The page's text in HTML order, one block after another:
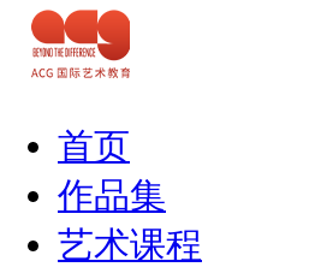
首页
作品集
艺术课程